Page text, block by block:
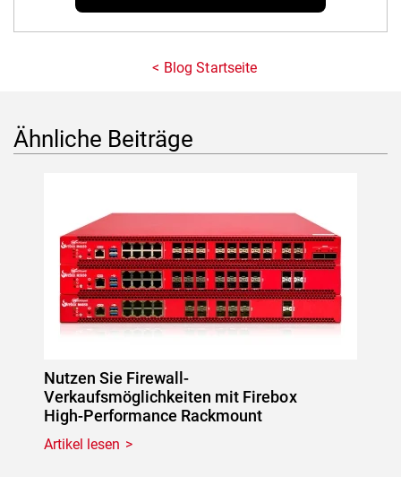
Blog Startseite
Ähnliche Beiträge
Nutzen Sie Firewall-
Verkaufsmöglichkeiten mit Firebox
High-Performance Rackmount
Artikel lesen